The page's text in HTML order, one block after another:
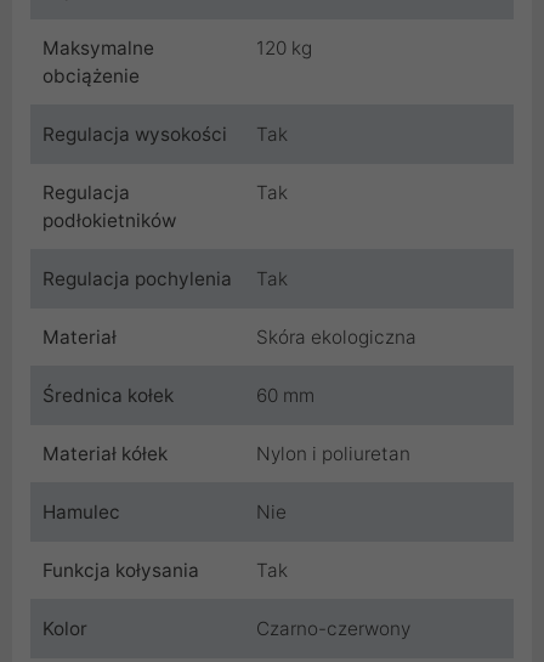
Maksymalne
obciążenie
120 kg
Regulacja wysokości Tak
Regulacja
podłokietników
Tak
Regulacja pochylenia Tak
Materiał Skóra ekologiczna
Średnica kołek 60 mm
Materiał kółek Nylon i poliuretan
Hamulec Nie
Funkcja kołysania Tak
Kolor Czarno-czerwony